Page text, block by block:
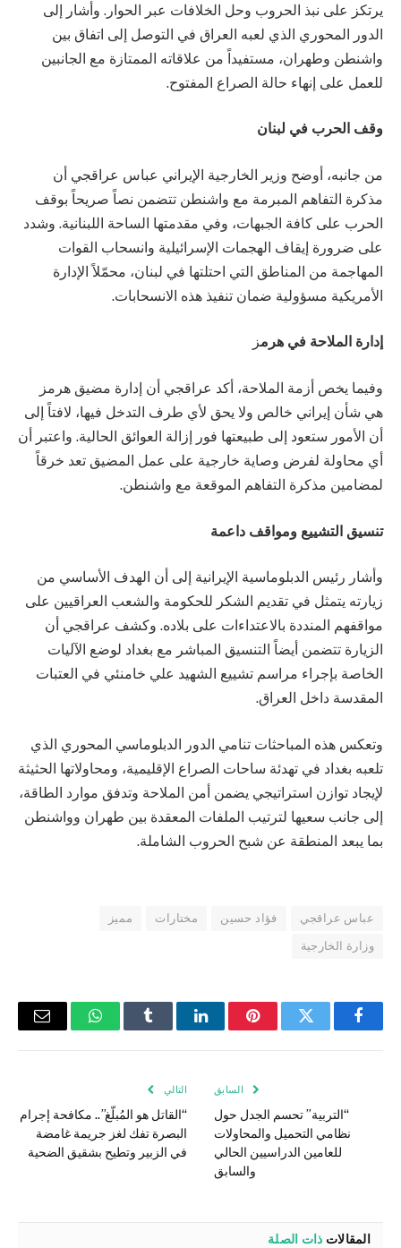
يرتكز على نبذ الحروب وحل الخلافات عبر الحوار. وأشار إلى
الدور المحوري الذي لعبه العراق في التوصل إلى اتفاق بين
واشنطن وطهران، مستفيداً من علاقاته الممتازة مع الجانبين
للعمل على إنهاء حالة الصراع المفتوح.
وقف الحرب في لبنان
من جانبه، أوضح وزير الخارجية الإيراني عباس عراقجي أن
مذكرة التفاهم المبرمة مع واشنطن تتضمن نصاً صريحاً بوقف
الحرب على كافة الجبهات، وفي مقدمتها الساحة اللبنانية. وشدد
على ضرورة إيقاف الهجمات الإسرائيلية وانسحاب القوات
المهاجمة من المناطق التي احتلتها في لبنان، محمّلاً الإدارة
الأمريكية مسؤولية ضمان تنفيذ هذه الانسحابات.
إدارة الملاحة في هرمز
وفيما يخص أزمة الملاحة، أكد عراقجي أن إدارة مضيق هرمز
هي شأن إيراني خالص ولا يحق لأي طرف التدخل فيها، لافتاً إلى
أن الأمور ستعود إلى طبيعتها فور إزالة العوائق الحالية. واعتبر أن
أي محاولة لفرض وصاية خارجية على عمل المضيق تعد خرقاً
لمضامين مذكرة التفاهم الموقعة مع واشنطن.
تنسيق التشييع ومواقف داعمة
وأشار رئيس الدبلوماسية الإيرانية إلى أن الهدف الأساسي من
زيارته يتمثل في تقديم الشكر للحكومة والشعب العراقيين على
مواقفهم المنددة بالاعتداءات على بلاده. وكشف عراقجي أن
الزيارة تتضمن أيضاً التنسيق المباشر مع بغداد لوضع الآليات
الخاصة بإجراء مراسم تشييع الشهيد علي خامنئي في العتبات
المقدسة داخل العراق.
وتعكس هذه المباحثات تنامي الدور الدبلوماسي المحوري الذي
تلعبه بغداد في تهدئة ساحات الصراع الإقليمية، ومحاولاتها الحثيثة
لإيجاد توازن استراتيجي يضمن أمن الملاحة وتدفق موارد الطاقة،
إلى جانب سعيها لترتيب الملفات المعقدة بين طهران وواشنطن
بما يبعد المنطقة عن شبح الحروب الشاملة.
عباس عراقجي فؤاد حسين مختارات مميز
وزارة الخارجية
فيسبوكتويتر بينتيريستلينكدإن Tumblr واتسابالبريد
السابق
“التربية” تحسم الجدل حول
نظامي التحميل والمحاولات
للعامين الدراسيين الحالي
والسابق
التالي
“القاتل هو المُبلّغ”.. مكافحة إجرام
البصرة تفك لغز جريمة غامضة
في الزبير وتطيح بشقيق الضحية
المقالات ذات الصلة